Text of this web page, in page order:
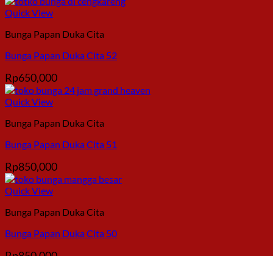
Quick View
Bunga Papan Duka Cita
Bunga Papan Duka Cita 52
Rp650,000
Quick View
Bunga Papan Duka Cita
Bunga Papan Duka Cita 51
Rp850,000
Quick View
Bunga Papan Duka Cita
Bunga Papan Duka Cita 50